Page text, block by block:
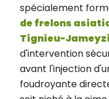
spécialement
de frelons
Tignieu-
d'intervention
avant l'injection
foudroyante